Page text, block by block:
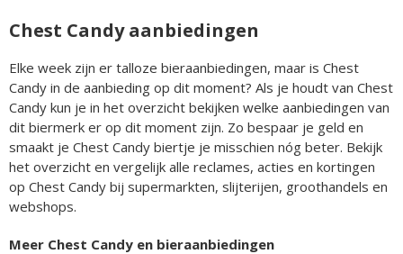
Chest Candy aanbiedingen
Elke week zijn er talloze bieraanbiedingen, maar is Chest
Candy in de aanbieding op dit moment? Als je houdt van Chest
Candy kun je in het overzicht bekijken welke aanbiedingen van
dit biermerk er op dit moment zijn. Zo bespaar je geld en
smaakt je Chest Candy biertje je misschien nóg beter. Bekijk
het overzicht en vergelijk alle reclames, acties en kortingen
op Chest Candy bij supermarkten, slijterijen, groothandels en
webshops.
Meer Chest Candy en bieraanbiedingen